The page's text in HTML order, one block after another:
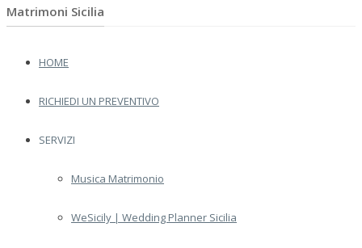
Matrimoni Sicilia
HOME
RICHIEDI UN PREVENTIVO
SERVIZI
Musica Matrimonio
WeSicily | Wedding Planner Sicilia